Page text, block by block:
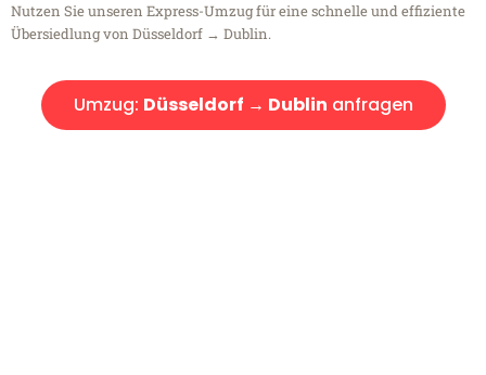
Nutzen Sie unseren Express-Umzug für eine schnelle und effiziente
Übersiedlung von Düsseldorf → Dublin.
Umzug: Düsseldorf → Dublin anfragen